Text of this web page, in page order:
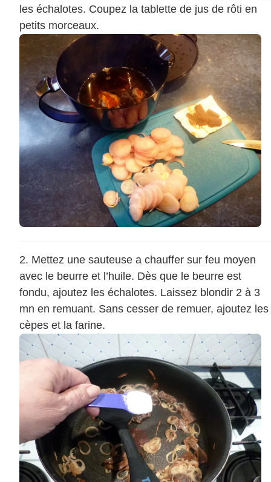
les échalotes. Coupez la tablette de jus de rôti en
petits morceaux.
Mettez une sauteuse a chauffer sur feu moyen
avec le beurre et l’huile. Dès que le beurre est
fondu, ajoutez les échalotes. Laissez blondir 2 à 3
mn en remuant. Sans cesser de remuer, ajoutez les
cèpes et la farine.